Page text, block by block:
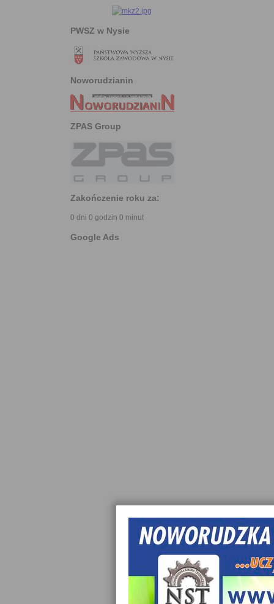
PWSZ w Nysie
Noworudzianin
ZPAS Group
Zakończenie roku za:
0 dni 0 godzin 0 minut
Google Ads